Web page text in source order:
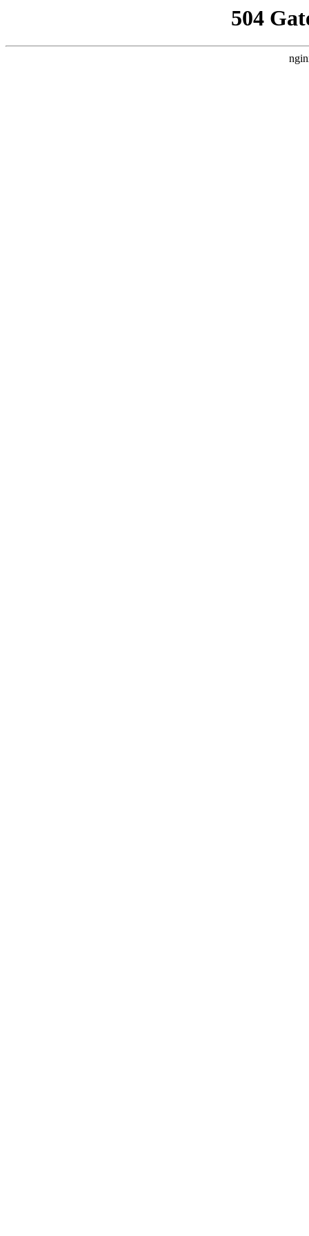
504